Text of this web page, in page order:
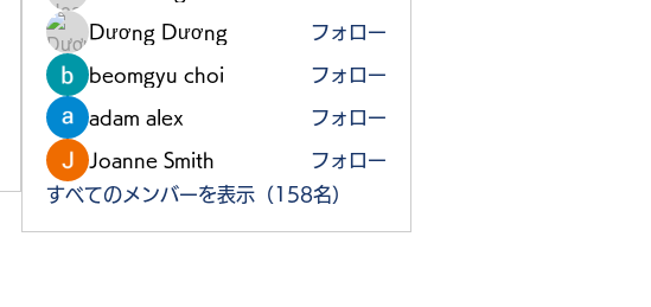
Dương Dương フォロー
beomgyu choi フォロー
adam alex フォロー
Joanne Smith
フォロー
すべてのメンバーを表示（158名）